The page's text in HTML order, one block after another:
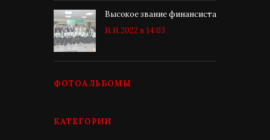
Высокое звание финансиста
11.11.2022 в 14:03
ФОТОАЛЬБОМЫ
КАТЕГОРИИ